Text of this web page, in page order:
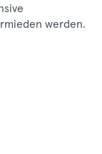
werden.